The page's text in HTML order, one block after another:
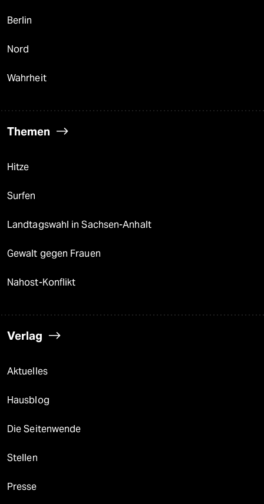
Berlin
Nord
Wahrheit
Themen
Hitze
Surfen
Landtagswahl in Sachsen-Anhalt
Gewalt gegen Frauen
Nahost-Konflikt
Verlag
Aktuelles
Hausblog
Die Seitenwende
Stellen
Presse